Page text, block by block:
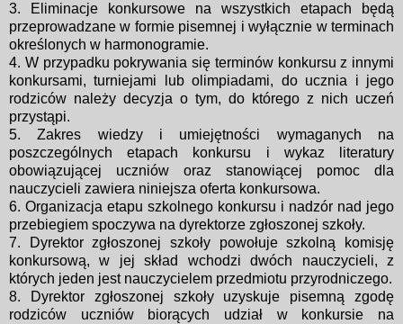
3. Eliminacje konkursowe na wszystkich etapach będą
przeprowadzane w formie pisemnej i wyłącznie w terminach
określonych w harmonogramie.
4. W przypadku pokrywania się terminów konkursu z innymi
konkursami,turniejami lub olimpiadami, do ucznia i jego
rodziców należy decyzja o tym, do którego z nich uczeń
przystąpi.
5. Zakres wiedzy i umiejętności wymaganych na
poszczególnych etapach konkursu i wykaz literatury
obowiązującej uczniów oraz stanowiącej pomoc dla
nauczycieli zawiera niniejsza oferta konkursowa.
6. Organizacja etapu szkolnego konkursu i nadzór nad jego
przebiegiem spoczywa na dyrektorze zgłoszonej szkoły.
7. Dyrektor zgłoszonej szkoły powołuje szkolną komisję
konkursową, w jejskład wchodzi dwóch nauczycieli, z
których jeden jest nauczycielem przedmiotu przyrodniczego.
8. Dyrektor zgłoszonej szkoły uzyskuje pisemną zgodę
rodziców uczniów biorących udział w konkursie na